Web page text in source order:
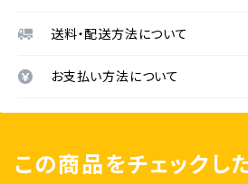
送料・配送方法について
お支払い方法について
この商品をチェックし